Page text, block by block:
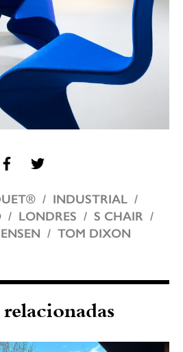
INDUSTRIAL
LONDRES
S CHAIR
TOM DIXON